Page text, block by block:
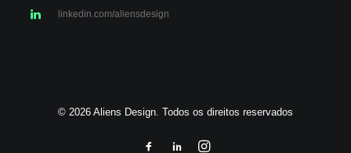
linkedin.com/aliensdesign
© 2026 Aliens Design. Todos os direitos reservados